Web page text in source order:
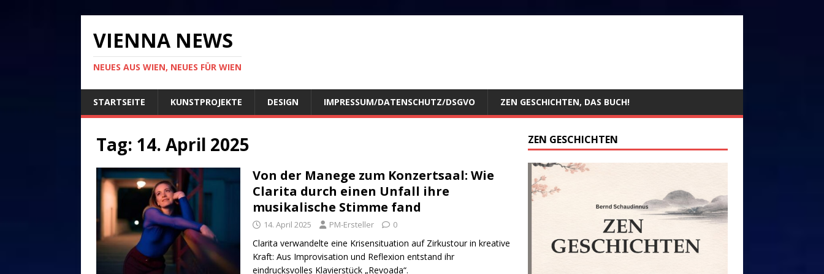
VIENNA NEWS
NEUES AUS WIEN, NEUES FÜR WIEN
STARTSEITE KUNSTPROJEKTE DESIGN IMPRESSUM/DATENSCHUTZ/DSGVO ZEN GESCHICHTEN, DAS BUCH!
Tag: 14. April 2025
Von der Manege zum Konzertsaal: Wie
Clarita durch einen Unfall ihre
musikalische Stimme fand
14. April 2025 PM-Ersteller 0
Clarita verwandelte eine Krisensituation auf Zirkustour in kreative
Kraft: Aus Improvisation und Reflexion entstand ihr
eindrucksvolles Klavierstück „Revoada“.
ZEN GESCHICHTEN